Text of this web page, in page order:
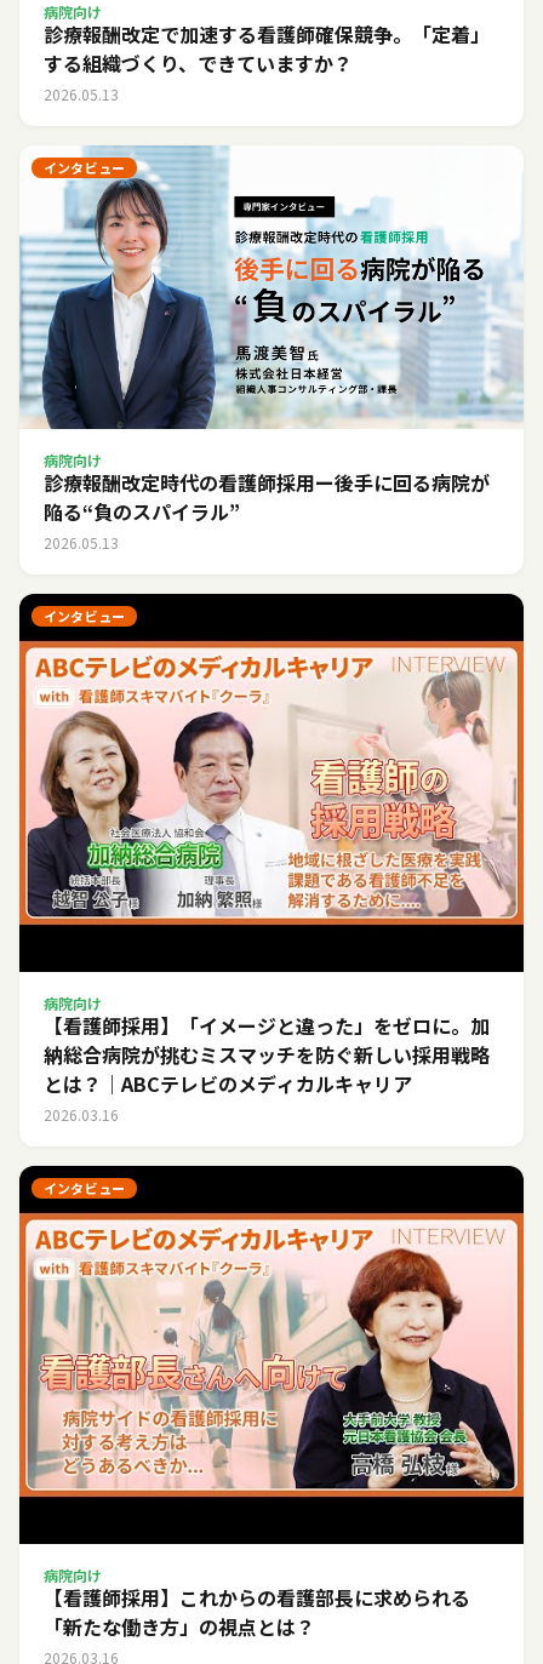
病院向け
診療報酬改定で加速する看護師確保競争。「定着」
する組織づくり、できていますか？
2026.05.13
インタビュー
病院向け
診療報酬改定時代の看護師採用ー後手に回る病院が
陥る“負のスパイラル”
2026.05.13
インタビュー
病院向け
【看護師採用】「イメージと違った」をゼロに。加
納総合病院が挑むミスマッチを防ぐ新しい採用戦略
とは？｜ABCテレビのメディカルキャリア
2026.03.16
インタビュー
病院向け
【看護師採用】これからの看護部長に求められる
「新たな働き方」の視点とは？
2026.03.16